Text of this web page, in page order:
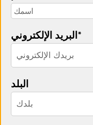
البريد الإلكتروني*
البلد